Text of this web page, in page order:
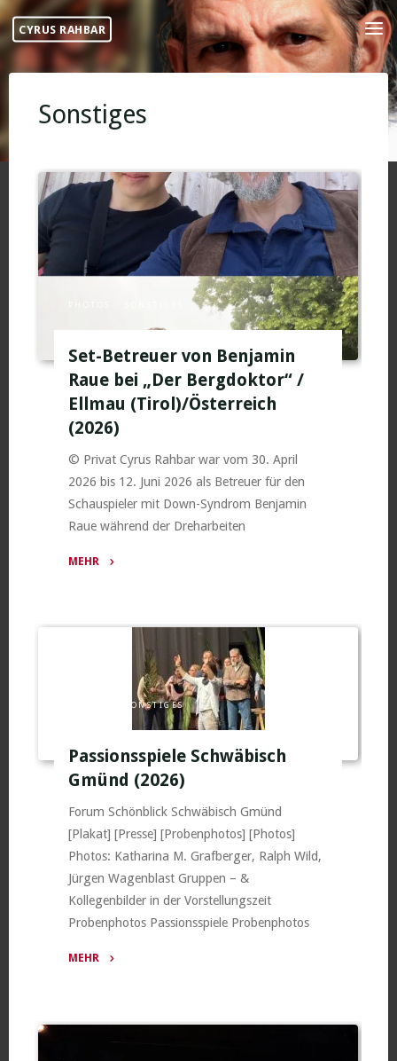
Skip
content
CYRUS RAHBAR
Sonstiges
Set-Betreuer von Benjamin
Raue bei „Der Bergdoktor“ /
Ellmau (Tirol)/Österreich
(2026)
© Privat Cyrus Rahbar war vom 30. April
2026 bis 12. Juni 2026 als Betreuer für den
Schauspieler mit Down-Syndrom Benjamin
Raue während der Dreharbeiten
MEHR
von
/
Ellmau
Österreich
(2026)"
SONSTIGES
Passionsspiele Schwäbisch
Gmünd (2026)
Forum Schönblick Schwäbisch Gmünd
[Plakat] [Presse] [Probenphotos] [Photos]
Photos: Katharina M. Grafberger, Ralph Wild,
Jürgen Wagenblast Gruppen – &
Kollegenbilder in der Vorstellungszeit
Probenphotos Passionsspiele Probenphotos
MEHR
Gmünd